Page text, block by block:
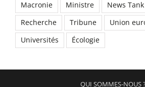
Macronie
Ministre News Tank
Recherche
Tribune
Union
Universités
Écologie
QUI SOMMES-NOUS